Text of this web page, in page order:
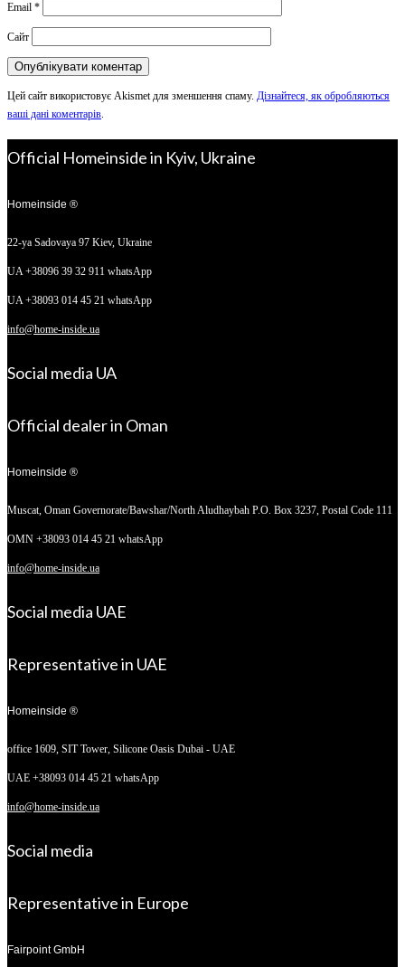
Email *
Сайт
Цей сайт використовує Akismet для зменшення спаму. Дізнайтеся, як обробляються
ваші дані коментарів.
Official Homeinside in Kyiv, Ukraine
Homeinside ®
22-ya Sadovaya 97 Kiev, Ukraine
UA +38096 39 32 911 whatsApp
UA +38093 014 45 21 whatsApp
info@home-inside.ua
Social media UA
Official dealer in Oman
Homeinside ®
Muscat, Oman Governorate/Bawshar/North Aludhaybah P.O. Box 3237, Postal Code 111
OMN +38093 014 45 21 whatsApp
info@home-inside.ua
Social media UAE
Representative in UAE
Homeinside ®
office 1609, SIT Tower, Silicone Oasis Dubai - UAE
UAE +38093 014 45 21 whatsApp
info@home-inside.ua
Social media
Representative in Europe
Fairpoint GmbH